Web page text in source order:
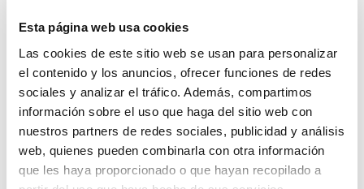
Esta página web usa cookies
Las cookies de este sitio web se usan para personalizar
el contenido y los anuncios, ofrecer funciones de redes
sociales y analizar el tráfico. Además, compartimos
información sobre el uso que haga del sitio web con
nuestros partners de redes sociales, publicidad y análisis
web, quienes pueden combinarla con otra información
que les haya proporcionado o que hayan recopilado a
I, están diseñados para aplicaciones en HPLC. Su sistema de
encapsular y desencapsular. La abertura un 40 % más grande
facilita el acceso a la muestra y protege la aguja del
autosampler. Se presentan en cajas de PP resellables y
seguras, con opción de zona de escritura y marcas de
llenado para un etiquetado fácil. Son compatibles con
tapones a presión de plástico o cápsulas de aluminio de 11
mm.
Documentación técnica
TDS / Ficha técnica
Regístrate para
descargas
COA
Regístrate para
descargas
SDS/ Hoja de seguridad